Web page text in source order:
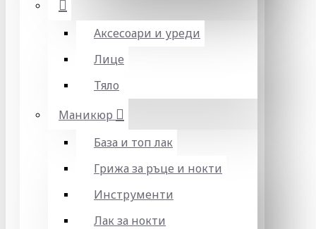
Аксесоари и уреди
Лице
Тяло
Маникюр
База и топ лак
Грижа за ръце и нокти
Инструменти
Лак за нокти